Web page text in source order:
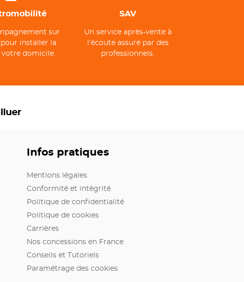
sur
installer la
votre domicile.
SAV
Un service après-vente à
l’écoute assuré par des
professionnels.
Infos pratiques
Mentions légales
Conformité et intégrité
Politique de confidentialité
Politique de cookies
Carrières
Nos concessions en France
Conseils et Tutoriels
Paramétrage des cookies